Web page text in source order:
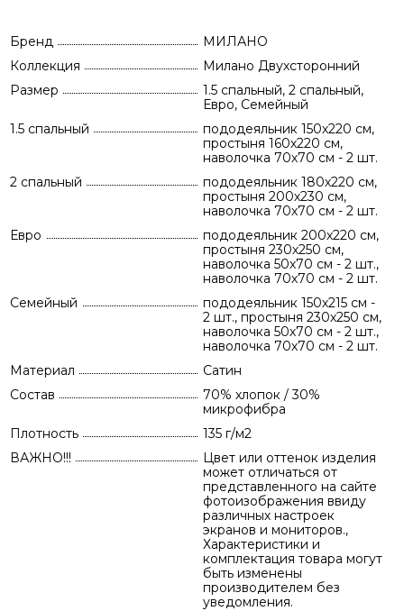
Бренд
МИЛАНО
Коллекция
Милано Двухсторонний
Размер
1.5 спальный, 2 спальный,
Евро, Семейный
1.5 спальный
пододеяльник 150х220 см,
простыня 160х220 см,
наволочка 70х70 см - 2 шт.
2 спальный
пододеяльник 180х220 см,
простыня 200х230 см,
наволочка 70х70 см - 2 шт.
Евро
пододеяльник 200х220 см,
простыня 230х250 см,
наволочка 50х70 см - 2 шт.,
наволочка 70х70 см - 2 шт.
Семейный
пододеяльник 150х215 см -
2 шт., простыня 230х250 см,
наволочка 50х70 см - 2 шт.,
наволочка 70х70 см - 2 шт.
Материал
Сатин
Состав
70% хлопок / 30%
микрофибра
Плотность
135 г/м2
ВАЖНО!!!
Цвет или оттенок изделия
может отличаться от
представленного на сайте
фотоизображения ввиду
различных настроек
экранов и мониторов.,
Характеристики и
комплектация товара могут
быть изменены
производителем без
уведомления.